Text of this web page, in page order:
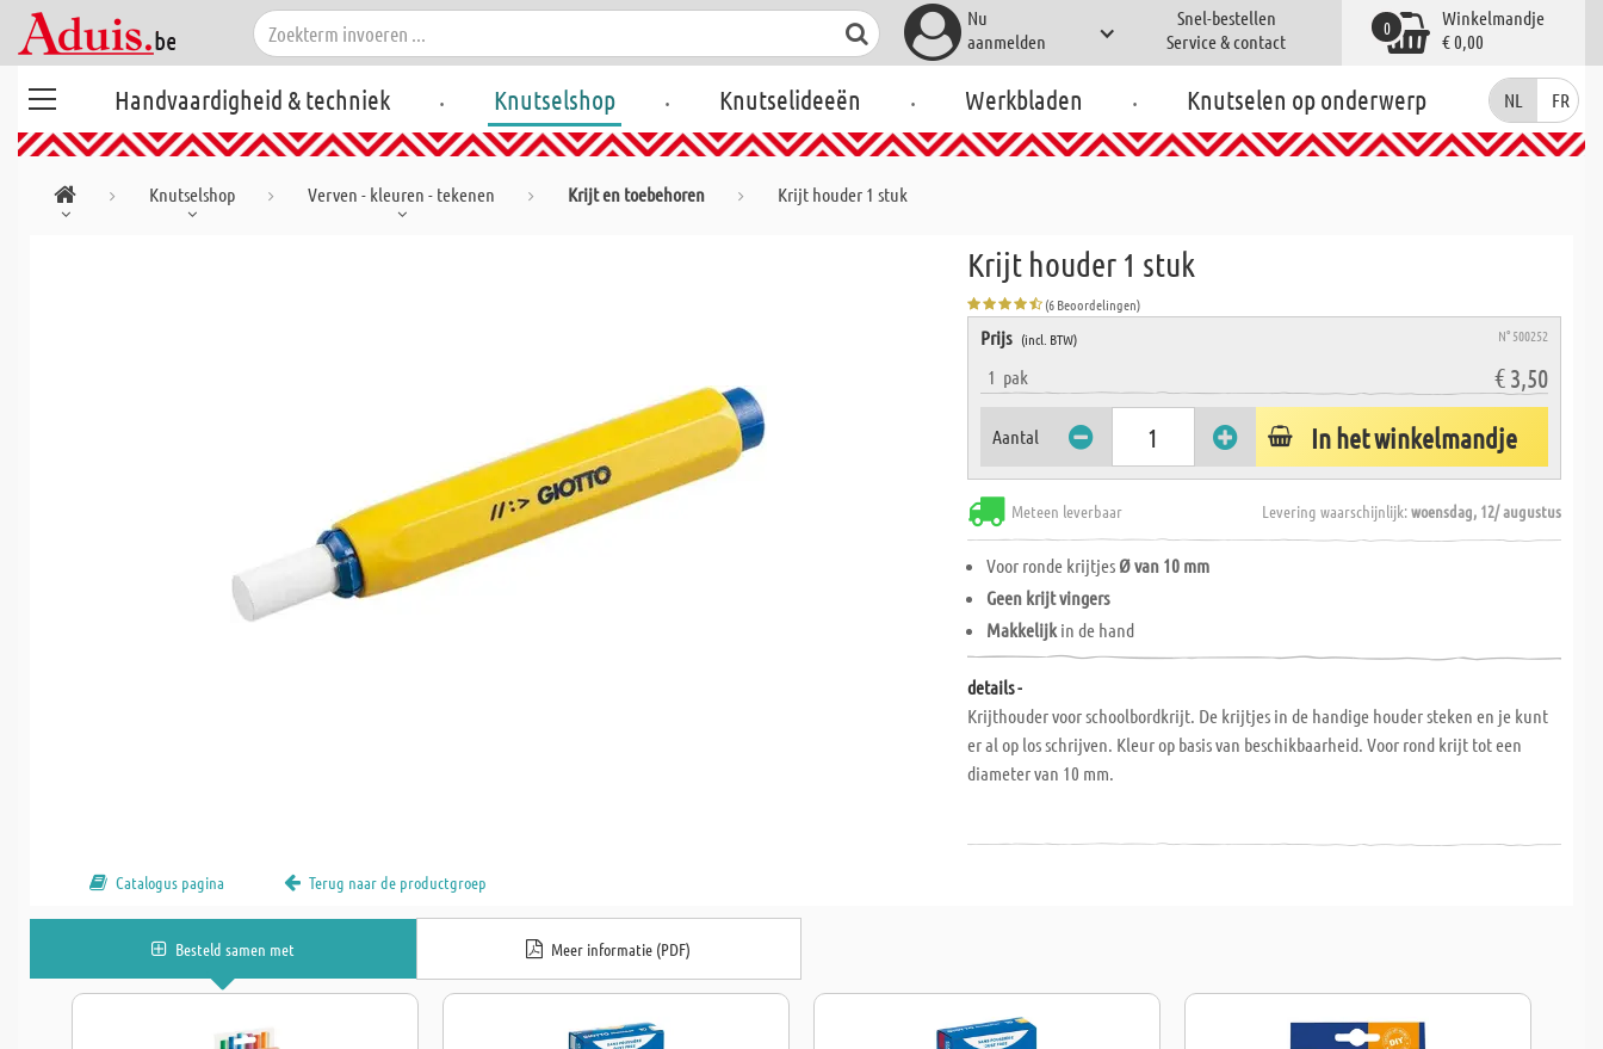
Nu
aanmelden
Snel-bestellen
Service & contact
Winkelmandje
€ 0,00
0
Handvaardigheid & techniek . Knutselshop . Knutselideeën . Werkbladen . Knutselen op onderwerp NL FR
Knutselshop Verven - kleuren - tekenen Krijt en toebehoren Krijt houder 1 stuk
Krijt houder 1 stuk
(6 Beoordelingen)
Prijs (incl. BTW) N° 500252
1 pak € 3,50
Aantal In het winkelmandje
Meteen leverbaar Levering waarschijnlijk:woensdag, 12/ augustus
Voor ronde krijtjes Ø van 10 mm
Geen krijt vingers
Makkelijk in de hand
details -
Krijthouder voor schoolbordkrijt. De krijtjes in de handige houder steken en je kunt
er al op los schrijven. Kleur op basis van beschikbaarheid. Voor rond krijt tot een
diameter van 10 mm.
Catalogus pagina Terug naar de productgroep
Besteld samen met Meer informatie (PDF)